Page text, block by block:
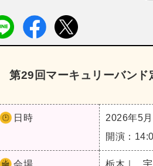
第29回マーキュリーバンド
日時
2026年5月
開演：